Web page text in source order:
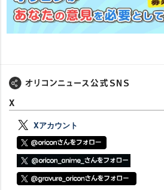
X
Xアカウント